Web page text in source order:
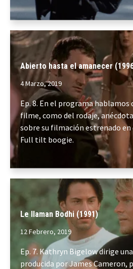
Abierto hasta el amanecer
4 Marzo, 2019
Ep. 8. En el programa hablamos
filme, como del rodaje,
sobre su filmación estrenado
Full tilt boogie.
Le llaman Bodhi (1991)
12 Febrero, 2019
Ep. 7. Kathryn Bigelow dirige
producida por James Cameron,